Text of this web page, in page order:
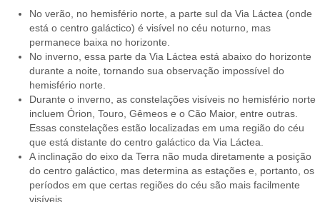
No verão, no hemisfério norte, a parte sul da Via Láctea (onde
está o centro galáctico) é visível no céu noturno, mas
permanece baixa no horizonte.
No inverno, essa parte da Via Láctea está abaixo do horizonte
durante a noite, tornando sua observação impossível do
hemisfério norte.
Durante o inverno, as constelações visíveis no hemisfério norte
incluem Órion, Touro, Gêmeos e o Cão Maior, entre outras.
Essas constelações estão localizadas em uma região do céu
que está distante do centro galáctico da Via Láctea.
A inclinação do eixo da Terra não muda diretamente a posição
do centro galáctico, mas determina as estações e, portanto, os
períodos em que certas regiões do céu são mais facilmente
visíveis.